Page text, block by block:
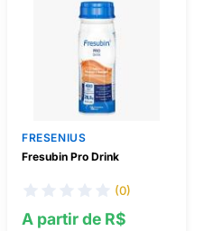
FRESENIUS
Fresubin Pro Drink
(0)
A partir de R$